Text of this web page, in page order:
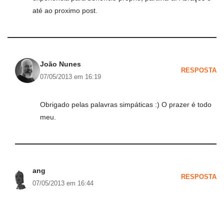
até ao proximo post.
João Nunes
07/05/2013 em 16:19
RESPOSTA
Obrigado pelas palavras simpáticas :) O prazer é todo
meu.
ang
07/05/2013 em 16:44
RESPOSTA